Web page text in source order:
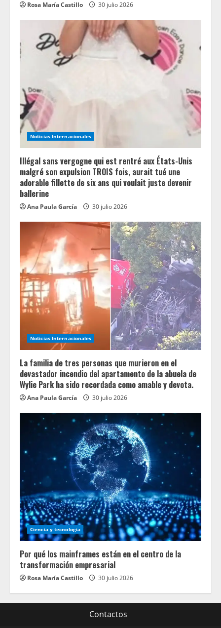
Rosa María Castillo 30 julio 2026
Noticias Internacionales
Illégal sans vergogne qui est rentré aux États-Unis
malgré son expulsion TROIS fois, aurait tué une
adorable fillette de six ans qui voulait juste devenir
ballerine
Ana Paula García 30 julio 2026
Noticias Internacionales
La familia de tres personas que murieron en el
devastador incendio del apartamento de la abuela de
Wylie Park ha sido recordada como amable y devota.
Ana Paula García 30 julio 2026
Ciencia y tecnologia
Por qué los mainframes están en el centro de la
transformación empresarial
Rosa María Castillo 30 julio 2026
Contactos